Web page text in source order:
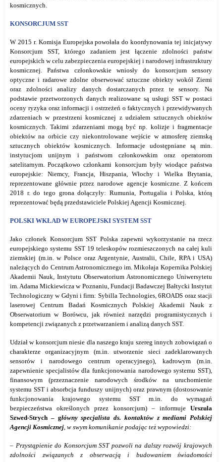
kosmicznych.
KONSORCJUM SST
W 2015 r. Komisja Europejska powołała do koordynowania tej inicjatywy
Konsorcjum SST, którego zadaniem jest łączenie zdolności państw
europejskich w celu zabezpieczenia europejskiej i narodowej infrastruktury
kosmicznej. Państwa członkowskie wniosły do konsorcjum sensory
optyczne i radarowe zdolne obserwować sztuczne obiekty wokół Ziemi
oraz zdolności analizy danych dostarczanych przez te sensory. Na
podstawie przetworzonych danych realizowane są usługi SST w postaci
oceny ryzyka oraz informacji i ostrzeżeń o faktycznych i przewidywanych
zdarzeniach w przestrzeni kosmicznej z udziałem sztucznych obiektów
kosmicznych. Takimi zdarzeniami mogą być np. kolizje i fragmentacje
obiektów na orbicie czy niekontrolowane wejście w atmosferę ziemską
sztucznych obiektów kosmicznych. Informacje udostępniane są min.
instytucjom unijnym i państwom członkowskim oraz operatorom
satelitarnym. Początkowo członkami konsorcjum były wiodące państwa
europejskie: Niemcy, Francja, Hiszpania, Włochy i Wielka Brytania,
reprezentowane głównie przez narodowe agencje kosmiczne. Z końcem
2018 r. do tego grona dołączyły: Rumunia, Portugalia i Polska, którą
reprezentować będą przedstawiciele Polskiej Agencji Kosmicznej.
POLSKI WKŁAD W EUROPEJSKI SYSTEM SST
Jako członek Konsorcjum SST Polska zapewni wykorzystanie na rzecz
europejskiego systemu SST 19 teleskopów rozmieszczonych na całej kuli
ziemskiej (m.in. w Polsce oraz Argentynie, Australii, Chile, RPA i USA)
należących do Centrum Astronomicznego im. Mikołaja Kopernika Polskiej
Akademii Nauk, Instytutu Obserwatorium Astronomicznego Uniwersytetu
im. Adama Mickiewicza w Poznaniu, Fundacji Badawczej Bałtycki Instytut
Technologiczny w Gdyni i firm: Sybilla Technologies, 6ROADS oraz stacji
laserowej Centrum Badań Kosmicznych Polskiej Akademii Nauk z
Obserwatorium w Borówcu, jak również narzędzi programistycznych i
kompetencji związanych z przetwarzaniem i analizą danych SST.
Udział w konsorcjum niesie dla naszego kraju szereg innych zobowiązań o
charakterze organizacyjnym (m.in. utworzenie sieci zadeklarowanych
sensorów i narodowego centrum operacyjnego), kadrowym (m.in.
zapewnienie specjalistów dla funkcjonowania narodowego systemu SST),
finansowym (przeznaczenie narodowych środków na uruchomienie
systemu SST i absorbcja funduszy unijnych) oraz prawnym (dostosowanie
funkcjonowania krajowego systemu SST m.in. do wymagań
bezpieczeństwa określonych przez konsorcjum) – informuje Urszula
Szwed-Strych – główny specjalista ds. kontaktów z mediami Polskiej
Agencji Kosmicznej, w swym komunikanie podając też wypowiedzi:
– Przystąpienie do Konsorcjum SST pozwolina dalszyrozwój krajowych
zdolności związanych z obserwacją i budowaniem świadomości